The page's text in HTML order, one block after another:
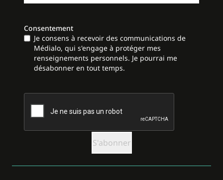
Consentement
Je consens à recevoir des communications de
Médialo, qui s'engage à protéger mes
renseignements personnels. Je pourrai me
désabonner en tout temps.